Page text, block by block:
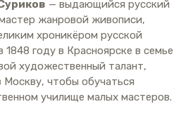
— выдающийся русский
жанровой живописи,
хроникёром русской
году в Красноярске в семье
художественный талант,
Москву, чтобы обучаться
училище малых мастеров.